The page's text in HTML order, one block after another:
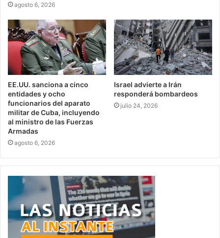
agosto 6, 2026
EE.UU. sanciona a cinco
entidades y ocho
funcionarios del aparato
militar de Cuba, incluyendo
al ministro de las Fuerzas
Armadas
agosto 6, 2026
Israel advierte a Irán
responderá bombardeos
julio 24, 2026